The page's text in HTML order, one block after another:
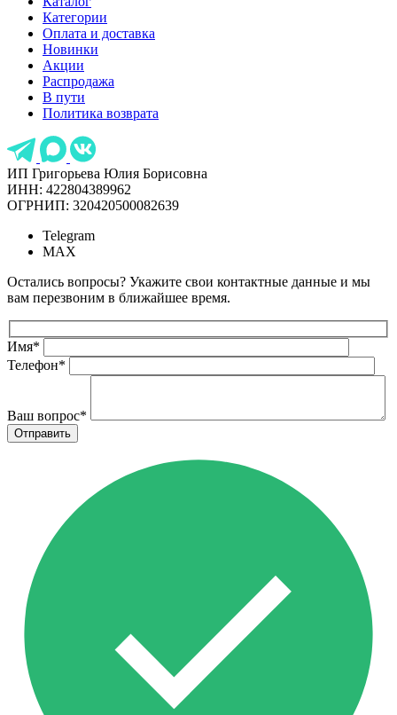
Категории
Оплата и доставка
Новинки
Акции
Распродажа
В пути
Политика возврата
ИП Григорьева Юлия Борисовна
ИНН: 422804389962
ОГРНИП: 320420500082639
Telegram
MAX
Остались вопросы? Укажите свои контактные данные и мы
вам перезвоним в ближайшее время.
Имя*
Телефон*
Ваш вопрос*